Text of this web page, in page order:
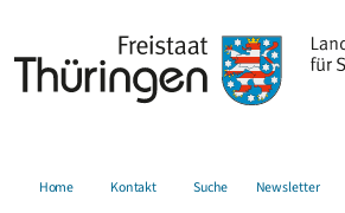
Home Kontakt Suche Newsletter